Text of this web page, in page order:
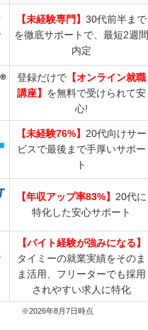
【未経験専門】 30代前半まで
を徹底サポートで、最短2週間
内定
登録だけで【オンライン就職
講座】 を無料で受けられて安
心!
【未経験76%】 20代向けサー
ビスで最後まで手厚いサポー
ト
【年収アップ率83%】 20代に
特化した安心サポート
【バイト経験が強みになる】
タイミーの就業実績をそのま
ま活用、フリーターでも採用
されやすい求人に特化
※2026年8月7日時点